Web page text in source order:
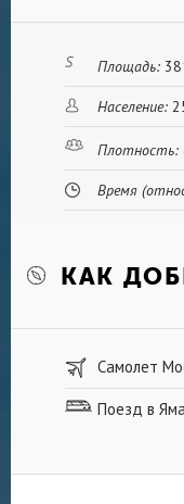
Площадь:
Население:
Плотность:
Время
КАК
Самолет
Поезд в